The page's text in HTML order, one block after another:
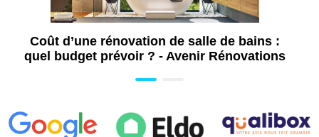
Coût d’une rénovation de salle de bains :
quel budget prévoir ? - Avenir Rénovations